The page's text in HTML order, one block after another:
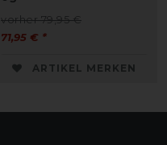
vorher 79,95 €
71,95 € *
ARTIKEL MERKEN